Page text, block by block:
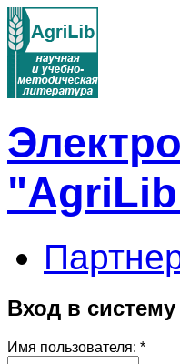
Вход в систему
Имя пользователя: *